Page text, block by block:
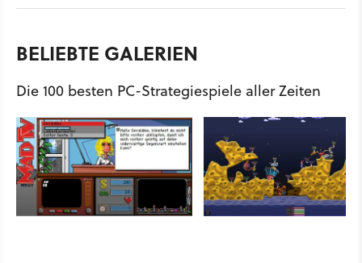
BELIEBTE GALERIEN
Die 100 besten PC-Strategiespiele aller Zeiten